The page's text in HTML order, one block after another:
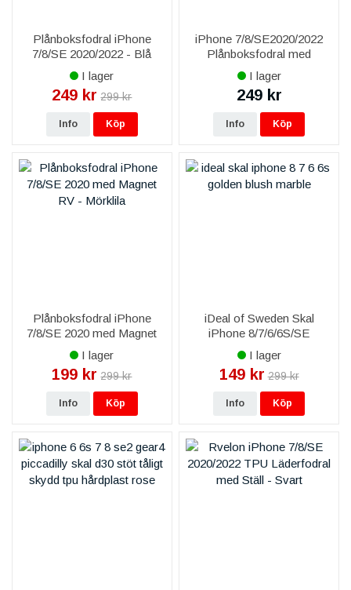
Plånboksfodral iPhone
7/8/SE 2020/2022 - Blå
I lager
249 kr 299 kr
Info Köp
iPhone 7/8/SE2020/2022
Plånboksfodral med
Avtagbart Skal - Gyllenbrun
I lager
249 kr
Info Köp
Plånboksfodral iPhone
7/8/SE 2020 med Magnet
RV - Mörklila
I lager
199 kr 299 kr
Info Köp
iDeal of Sweden Skal
iPhone 8/7/6/6S/SE
2020/2022 - Golden Blush
Marble
I lager
149 kr 299 kr
Info Köp